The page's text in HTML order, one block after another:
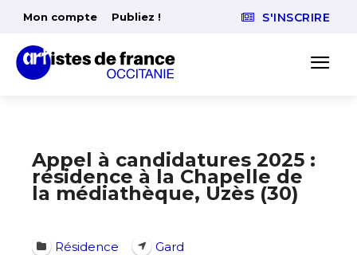
Mon compte Publiez ! S'INSCRIRE
Appel à candidatures 2025 :
résidence à la Chapelle de
la médiathèque, Uzès (30)
Résidence Gard